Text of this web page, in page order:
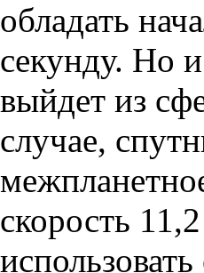
обладать
секунду. Но
выйдет из
случае,
скорость